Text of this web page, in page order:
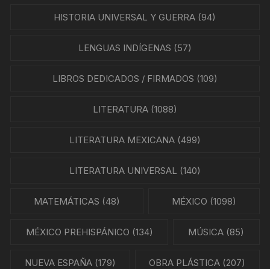
HISTORIA UNIVERSAL Y GUERRA (94)
LENGUAS INDÍGENAS (57)
LIBROS DEDICADOS / FIRMADOS (109)
LITERATURA(1088)
LITERATURA MEXICANA(499)
LITERATURA UNIVERSAL (140)
MATEMÁTICAS (48) MÉXICO (1098)
MÉXICO PREHISPÁNICO (134) MÚSICA (85)
NUEVA ESPAÑA(179) OBRA PLÁSTICA (207)